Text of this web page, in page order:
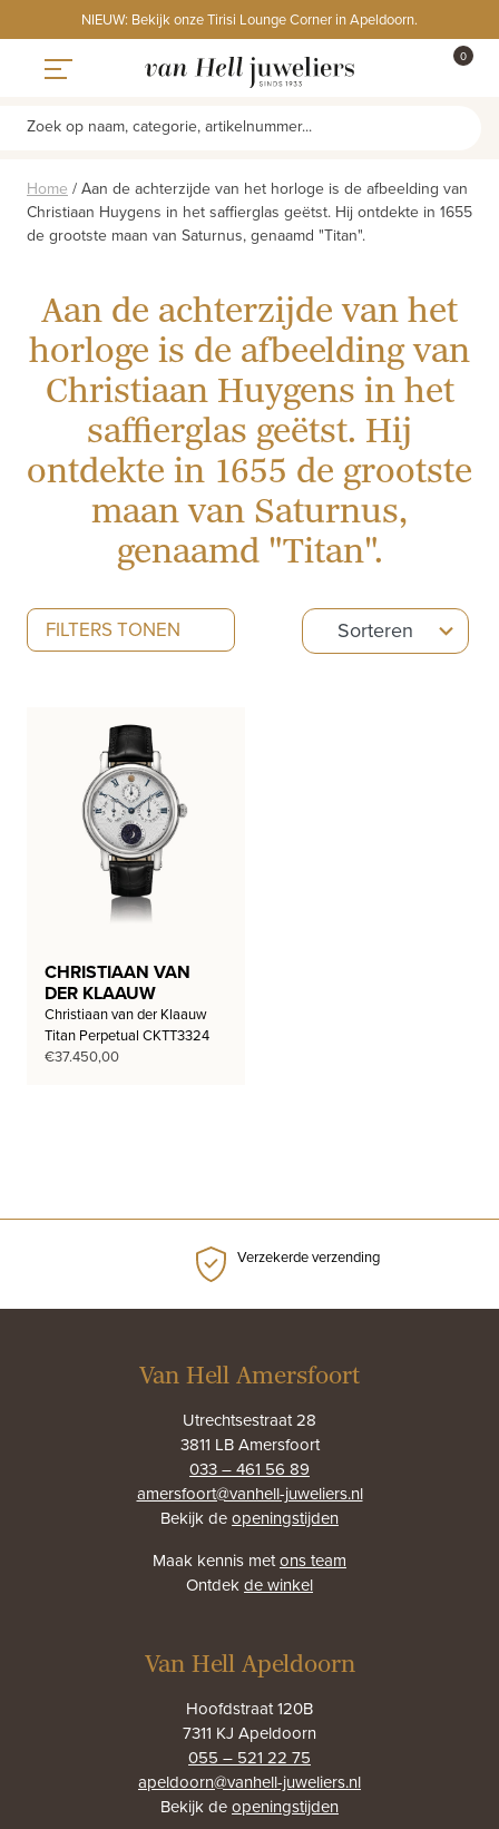
to
content
NIEUW: Bekijk onze Tirisi Lounge Corner in Apeldoorn.
0
Zoek op naam, categorie, artikelnummer...
Home / Aan de achterzijde van het horloge is de afbeelding van
Christiaan Huygens in het saffierglas geëtst. Hij ontdekte in 1655
de grootste maan van Saturnus, genaamd "Titan".
Aan de achterzijde van het
horloge is de afbeelding van
Christiaan Huygens in het
saffierglas geëtst. Hij
ontdekte in 1655 de grootste
maan van Saturnus,
genaamd "Titan".
FILTERS TONEN Sorteren
5
results
CHRISTIAAN VAN
DER KLAAUW
Christiaan van der Klaauw
Titan Perpetual CKTT3324
€37.450,00
Verzekerde verzending
Van Hell Amersfoort
Utrechtsestraat 28
3811 LB Amersfoort
033 – 461 56 89
amersfoort@vanhell-juweliers.nl
Bekijk deopeningstijden
Maak kennis metons team
Ontdekde winkel
Van Hell Apeldoorn
Hoofdstraat 120B
7311 KJ Apeldoorn
055 – 521 22 75
apeldoorn@vanhell-juweliers.nl
Bekijk deopeningstijden